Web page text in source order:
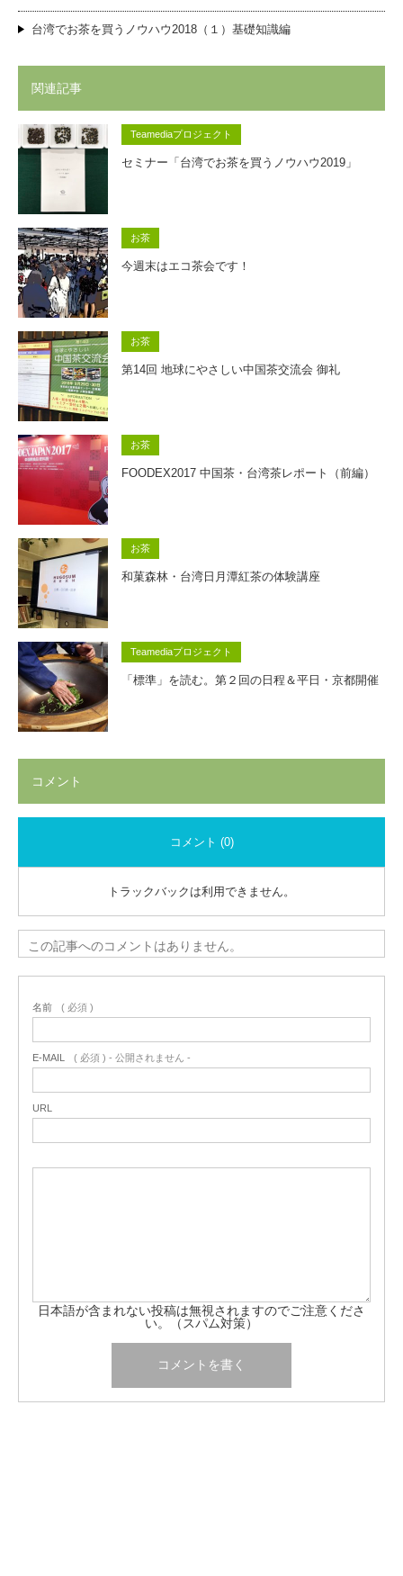
台湾でお茶を買うノウハウ2018（１）基礎知識編
関連記事
Teamediaプロジェクト
セミナー「台湾でお茶を買うノウハウ2019」
お茶
今週末はエコ茶会です！
お茶
第14回 地球にやさしい中国茶交流会 御礼
お茶
FOODEX2017 中国茶・台湾茶レポート（前編）
お茶
和菓森林・台湾日月潭紅茶の体験講座
Teamediaプロジェクト
「標準」を読む。第２回の日程＆平日・京都開催
コメント
コメント (0)
トラックバックは利用できません。
この記事へのコメントはありません。
名前 ( 必須 )
E-MAIL ( 必須 ) - 公開されません -
URL
日本語が含まれない投稿は無視されますのでご注意くださ
い。（スパム対策）